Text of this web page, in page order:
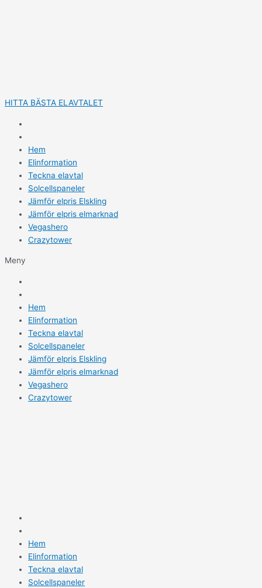
HITTA BÄSTA ELAVTALET
Hem
Elinformation
Teckna elavtal
Solcellspaneler
Jämför elpris Elskling
Jämför elpris elmarknad
Vegashero
Crazytower
Meny
Hem
Elinformation
Teckna elavtal
Solcellspaneler
Jämför elpris Elskling
Jämför elpris elmarknad
Vegashero
Crazytower
Hem
Elinformation
Teckna elavtal
Solcellspaneler